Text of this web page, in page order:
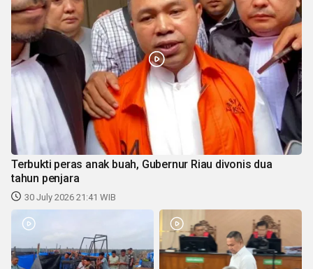
Terbukti peras anak buah, Gubernur Riau divonis dua
tahun penjara
30 July 2026 21:41 WIB